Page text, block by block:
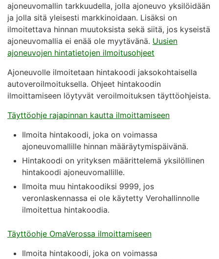
ajoneuvomallin tarkkuudella, jolla ajoneuvo yksilöidään
ja jolla sitä yleisesti markkinoidaan. Lisäksi on
ilmoitettava hinnan muutoksista sekä siitä, jos kyseistä
ajoneuvomallia ei enää ole myytävänä. Uusien
ajoneuvojen hintatietojen ilmoitusohjeet
Ajoneuvolle ilmoitetaan hintakoodi jaksokohtaisella
autoveroilmoituksella. Ohjeet hintakoodin
ilmoittamiseen löytyvät veroilmoituksen täyttöohjeista.
Täyttöohje rajapinnan kautta ilmoittamiseen
Ilmoita hintakoodi, joka on voimassa
ajoneuvomallille hinnan määräytymispäivänä.
Hintakoodi on yrityksen määrittelemä yksilöllinen
hintakoodi ajoneuvomallille.
Ilmoita muu hintakoodiksi 9999, jos
veronlaskennassa ei ole käytetty Verohallinnolle
ilmoitettua hintakoodia.
Täyttöohje OmaVerossa ilmoittamiseen
Ilmoita hintakoodi, joka on voimassa